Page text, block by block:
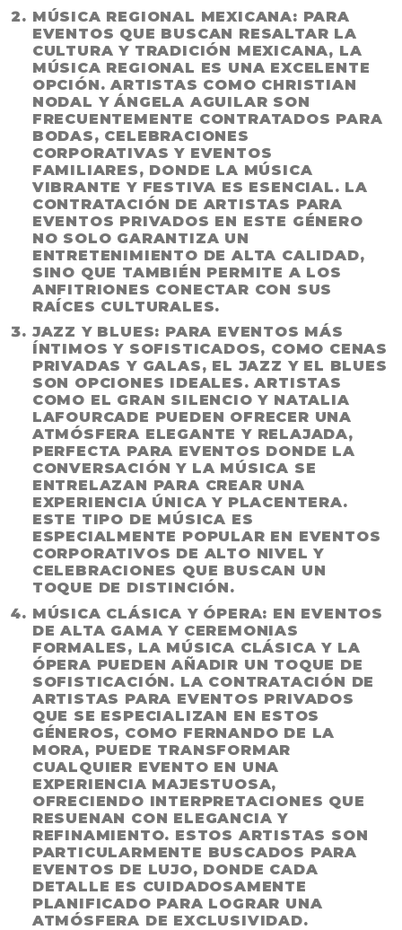
MÚSICA REGIONAL MEXICANA: PARA
EVENTOS QUE BUSCAN RESALTAR LA
CULTURA Y TRADICIÓN MEXICANA, LA
MÚSICA REGIONAL ES UNA EXCELENTE
OPCIÓN. ARTISTAS COMO CHRISTIAN
NODAL Y ÁNGELA AGUILAR SON
FRECUENTEMENTE CONTRATADOS PARA
BODAS, CELEBRACIONES
CORPORATIVAS Y EVENTOS
FAMILIARES, DONDE LA MÚSICA
VIBRANTE Y FESTIVA ES ESENCIAL. LA
CONTRATACIÓN DE ARTISTAS PARA
EVENTOS PRIVADOS EN ESTE GÉNERO
NO SOLO GARANTIZA UN
ENTRETENIMIENTO DE ALTA CALIDAD,
SINO QUE TAMBIÉN PERMITE A LOS
ANFITRIONES CONECTAR CON SUS
RAÍCES CULTURALES.
JAZZ Y BLUES: PARA EVENTOS MÁS
ÍNTIMOS Y SOFISTICADOS, COMO CENAS
PRIVADAS Y GALAS, EL JAZZ Y EL BLUES
SON OPCIONES IDEALES. ARTISTAS
COMO EL GRAN SILENCIO Y NATALIA
LAFOURCADE PUEDEN OFRECER UNA
ATMÓSFERA ELEGANTE Y RELAJADA,
PERFECTA PARA EVENTOS DONDE LA
CONVERSACIÓN Y LA MÚSICA SE
ENTRELAZAN PARA CREAR UNA
EXPERIENCIA ÚNICA Y PLACENTERA.
ESTE TIPO DE MÚSICA ES
ESPECIALMENTE POPULAR EN EVENTOS
CORPORATIVOS DE ALTO NIVEL Y
CELEBRACIONES QUE BUSCAN UN
TOQUE DE DISTINCIÓN.
MÚSICA CLÁSICA Y ÓPERA: EN EVENTOS
DE ALTA GAMA Y CEREMONIAS
FORMALES, LA MÚSICA CLÁSICA Y LA
ÓPERA PUEDEN AÑADIR UN TOQUE DE
SOFISTICACIÓN. LA CONTRATACIÓN DE
ARTISTAS PARA EVENTOS PRIVADOS
QUE SE ESPECIALIZAN EN ESTOS
GÉNEROS, COMO FERNANDO DE LA
MORA, PUEDE TRANSFORMAR
CUALQUIER EVENTO EN UNA
EXPERIENCIA MAJESTUOSA,
OFRECIENDO INTERPRETACIONES QUE
RESUENAN CON ELEGANCIA Y
REFINAMIENTO. ESTOS ARTISTAS SON
PARTICULARMENTE BUSCADOS PARA
EVENTOS DE LUJO, DONDE CADA
DETALLE ES CUIDADOSAMENTE
PLANIFICADO PARA LOGRAR UNA
ATMÓSFERA DE EXCLUSIVIDAD.